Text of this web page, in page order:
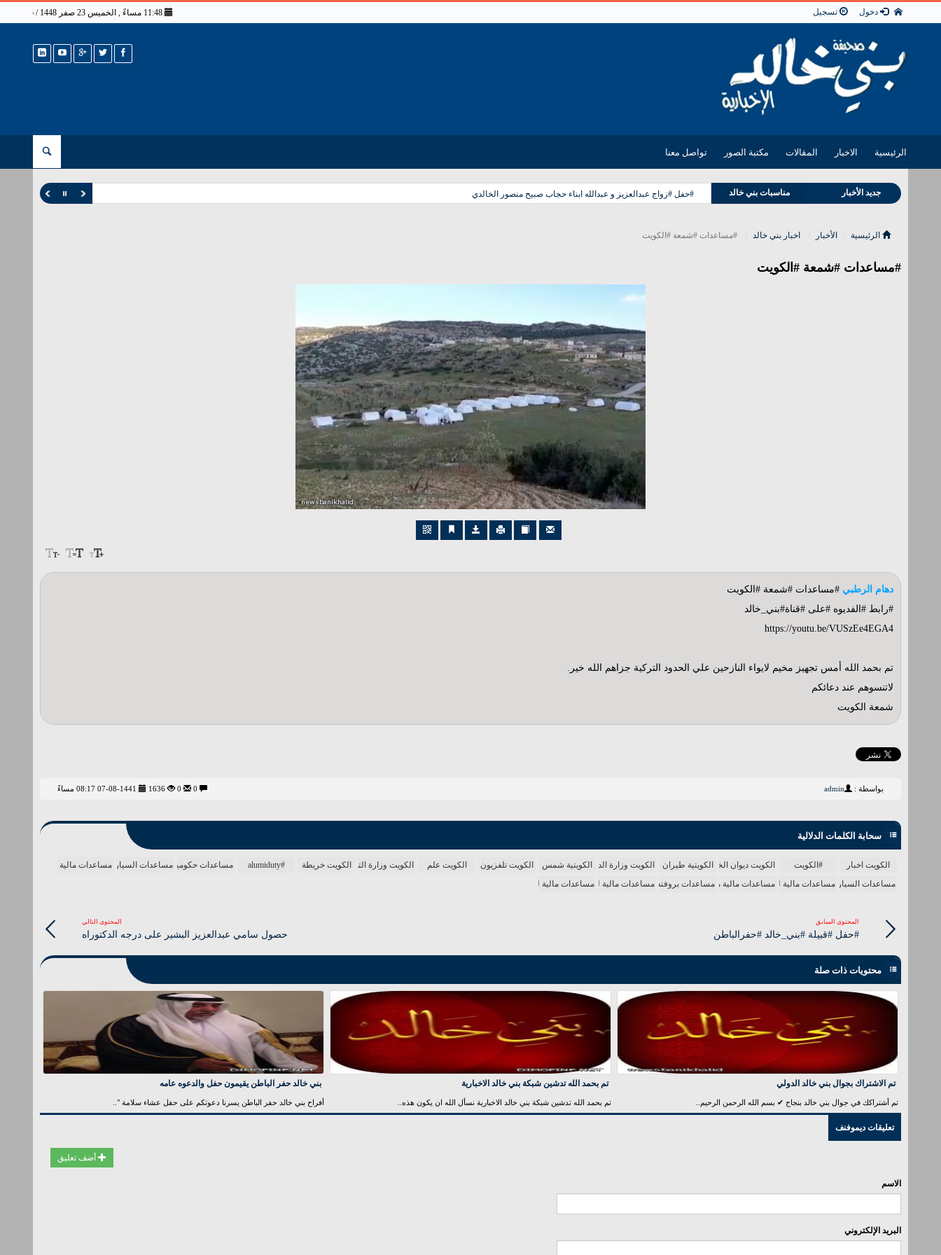
دخول تسجيل
الرئيسية الاخبار المقالات مكتبة الصور تواصل معنا
جديد الأخبار مناسبات بني خالد #حفل #زواج عبدالعزيز و عبدالله ابناء حجاب صبيح منصور الخالدي
الرئيسية الأخبار اخبار بني خالد #مساعدات #شمعة #الكويت
#مساعدات #شمعة #الكويت
دهام الرطبي #مساعدات #شمعة #الكويت
#رابط #الفديوه #على #قناة#بني_خالد
https://youtu.be/VUSzEe4EGA4
تم بحمد الله أمس تجهيز مخيم لايواء النازحين علي الحدود التركية جزاهم الله خير.
لاتنسوهم عند دعائكم
شمعة الكويت
بواسطة : admin
1636
سحابة الكلمات الدلالية
الكويت اخبار #الكويت الكويت ديوان الخدمة المدنية
الكويتية طيران الكويت وزارة الداخليةالكويتية شمس الكويت تلفزيون الكويت علم الكويت وزارة التربيةالكويت خريطة #alumiduty مساعدات حكوميةمساعدات السيارةمساعدات مالية
مساعدات السيارة بالانجليزيمساعدات مالية للمحتاجينمساعدات مالية من الامراءمساعدات بروفندرمساعدات مالية لتسديد الديون 2018مساعدات مالية لتسديد الديون
المحتوى السابق
#حفل #قبيلة #بني_خالد #حفرالباطن
المحتوى التالي
حصول سامي عبدالعزيز البشير على درجه الدكتوراه
محتويات ذات صلة
تم الاشتراك بجوال بني خالد الدولي
تم أشتراكك في جوال بني خالد بنجاح ✔ بسم الله الرحمن الرحيم..
تم بحمد الله تدشين شبكة بني خالد الاخبارية
تم بحمد الله تدشين شبكة بني خالد الاخبارية نسأل الله ان يكون هذه..
بني خالد حفر الباطن يقيمون حفل والدعوه عامه
أفراح بني خالد حفر الباطن يسرنا دعوتكم على حفل عشاء سلامة "..
تعليقات ديموفنف
أضف تعليق
الاسم
البريد الإلكتروني